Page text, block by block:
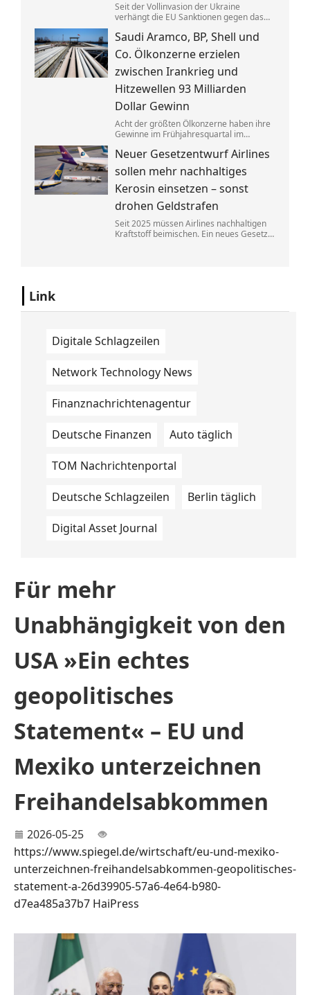
Seit der Vollinvasion der Ukraine
verhängt die EU Sanktionen gegen das
Gelder wurden festgesetzt, die Erträge
aus den Zinsen sollen jetzt Kyjiw
zugutekommen.
Saudi Aramco, BP, Shell und
Co. Ölkonzerne erzielen
zwischen Irankrieg und
Hitzewellen 93 Milliarden
Dollar Gewinn
Acht der größten Ölkonzerne haben ihre
Gewinne im Frühjahresquartal im
Die neuen Zahlen heizen die Debatte
über eine Übergewinnsteuer an.
Neuer Gesetzentwurf Airlines
sollen mehr nachhaltiges
Kerosin einsetzen – sonst
drohen Geldstrafen
Seit 2025 müssen Airlines nachhaltigen
Kraftstoff beimischen. Ein neues Gesetz
Link
Digitale Schlagzeilen
Network Technology News
Finanznachrichtenagentur
Deutsche Finanzen Auto täglich
TOM Nachrichtenportal
Deutsche Schlagzeilen Berlin täglich
Digital Asset Journal
Für mehr
Unabhängigkeit von den
USA »Ein echtes
geopolitisches
Statement« – EU und
Mexiko unterzeichnen
Freihandelsabkommen
2026-05-25
https://www.spiegel.de/wirtschaft/eu-und-mexiko-
unterzeichnen-freihandelsabkommen-geopolitisches-
statement-a-26d39905-57a6-4e64-b980-
d7ea485a37b7 HaiPress